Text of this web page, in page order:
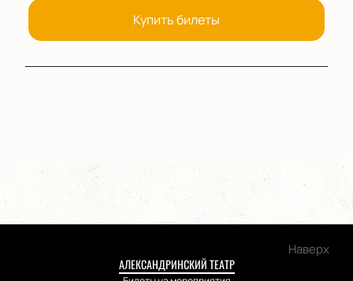
Купить билеты
Наверх
АЛЕКСАНДРИНСКИЙ ТЕАТР